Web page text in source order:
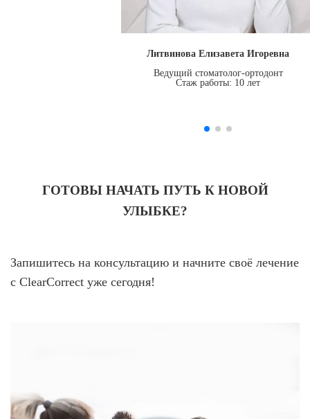
Литвинова Елизавета Игоревна
Ведущий стоматолог-ортодонт
Стаж работы: 10 лет
ГОТОВЫ НАЧАТЬ ПУТЬ К НОВОЙ
УЛЫБКЕ?
Запишитесь на консультацию и начните своё лечение
с ClearCorrect уже сегодня!